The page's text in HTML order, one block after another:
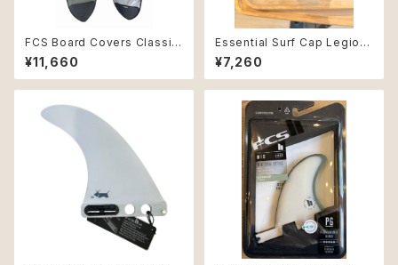
FCS Board Covers Classic
Cover Fish 6'3" Alpine
¥11,660
Essential Surf Cap Legion
naire Hat Lサイズ
¥7,260